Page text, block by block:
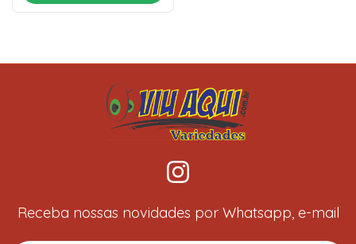
Receba nossas novidades por Whatsapp, e-mail